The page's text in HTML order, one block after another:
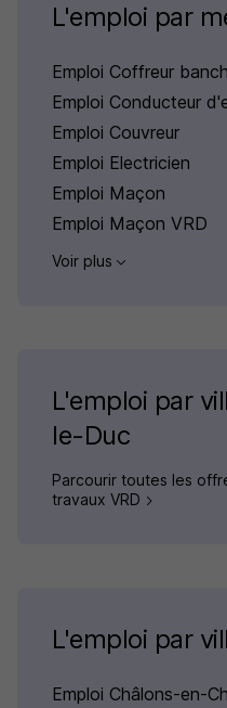
L'emploi par
Emploi Coffreur
Emploi Conducteur
Emploi Couvreur
Emploi Electricien
Emploi Maçon
Emploi Maçon VRD
Voir plus
L'emploi par
le-Duc
Parcourir toutes les
travaux VRD
L'emploi par
Emploi Châlons-en-